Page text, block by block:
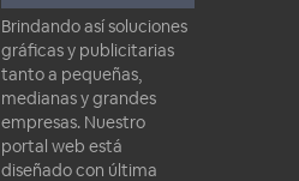
Brindando así soluciones
gráficas y publicitarias
tanto a pequeñas,
medianas y grandes
empresas. Nuestro
portal web está
diseñado con última